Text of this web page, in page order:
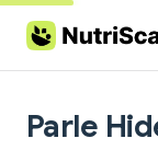
Skip to content
Parle